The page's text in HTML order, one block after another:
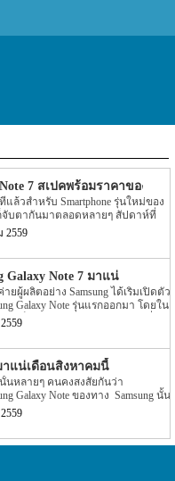
7 สเปคพร้อมราคาของตัวเ
ล้วสำหรับ Smartphone รุ่นใหม่ของ
จับตากันมาตลอดหลายๆ สัปดาห์ที่
7 โดยงานอย่าง Samsung’s
หาคม ซึ่งหากนับว้นนี้ก็ถือว่าอีกไม่กี่
Samsung Galaxy Note 7 ถูกเปิด
อง Smartphone รุ่นใหม่ของทาง
Note 7 นี้นั้นล่าสุดได้มีรูปตัวเครื่อง
ปิดเผยลงบนอินเตอร์เน็ตให้เหล่า
ะเอียดได้ระบุว่าสีของ Samsung
าง black, silver และ blue อีกทั้งราย
าจะมาพร้อมกับอุปกรณ์ accessory
2559
Note 7 มาแน่
ยผู้ผลิตอย่าง Samsung ได้เริ่มเปิดตัว
Galaxy Note รุ่นแรกออกมา โดยใน
ก็เปิดตัว Smartphone อีกรุ่นหนึ่ง
ยในแต่ละปีนั้นทางค่ายผู้ผลิตอย่าง
รุ่นใหม่ๆ ออกด้วย พร้อมกับ Galaxy
ต่ละรุ่นนั้นก็มีชื่อเรียกที่ไล่มาเรื่อยๆ
ในตัวเครื่องที่ถูกพัฒนาให้เพิ่มมากขึ้น
Samsung Galaxy Note รุ่นใหม่ของ
ก่อนหน้านี้ Samsung Galaxy Note รุ่น
าเป็นข่าวที่ไม่ถูกเปิดเผยออกมามาก
Note […]
าแน่เดือนสิงหาคมนี้
หลายๆ คนคงสงสัยกันว่า
Galaxy Note ของทาง Samsung นั้น
หรือ Samsung Galaxy Note 6 โดยดัง
งมาก แต่เมื่อปลายเดือนพฤษภาคม
ของ Galaxy Note นั้นจะเป็นรุ่น
ดังกล่าวนั้นยังไม่เป็นที่ยืนยันอย่าง